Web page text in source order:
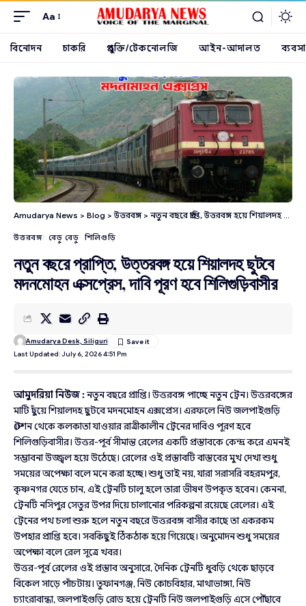
Aa
বিনোদন চাকরি প্রযুক্তি/টেকনোলজি আইন-আদালত ব্যবসা
Amudarya News > Blog >উত্তরবঙ্গ> নতুন বছরে প্রাপ্তি, উত্তরবঙ্গ হয়ে শিয়ালদহ ছুটবে মদনমোহন এক্সপ্রেস, দাবি পূরণ হবে শিলিগুড়িবাসীর
উত্তরবঙ্গ বেড়ু বেড়ু শিলিগুড়ি
নতুন বছরে প্রাপ্তি, উত্তরবঙ্গ হয়ে শিয়ালদহ ছুটবে
মদনমোহন এক্সপ্রেস, দাবি পূরণ হবে শিলিগুড়িবাসীর
Last Updated: July 6, 2026 4:51 Pm
Amudarya Desk, Siliguri
আমুদরিয়া নিউজ :নতুন বছরে প্রাপ্তি। উত্তরবঙ্গ পাচ্ছে নতুন ট্রেন। উত্তরবঙ্গের
মাটি ছুঁয়ে শিয়ালদহ ছুটবে মদনমোহন এক্সপ্রেস। এরফলে নিউ জলপাইগুড়ি
স্টেশন থেকে কলকাতা যাওয়ার রাত্রীকালীন ট্রেনের দাবিও পূরণ হবে
শিলিগুড়িবাসীর। উত্তর-পূর্ব সীমান্ত রেলের একটি প্রস্তাবকে কেন্দ্র করে এমনই
সম্ভাবনা উজ্জ্বল হয়ে উঠেছে। রেলের ওই প্রস্তাবটি বাস্তবের মুখ দেখা শুধু
সময়ের অপেক্ষা বলে মনে করা হচ্ছে। শুধু তাই নয়, যারা সরাসরি বহরমপুর,
কৃষ্ণনগর যেতে চান, এই ট্রেনটি চালু হলে তারা ভীষণ উপকৃত হবেন। কেননা,
ট্রেনটি নসিপুর সেতুর উপর দিয়ে চালানোর পরিকল্পনা রয়েছে রেলের। এই
ট্রেনের পথ চলা শুরু হলে নতুন বছরে উত্তরবঙ্গ বাসীর কাছে তা একরকম
উপহার প্রাপ্তি হবে। সবকিছুই ঠিকঠাক হয়ে গিয়েছে। অনুমোদন শুধু সময়ের
অপেক্ষা বলে রেল সূত্রে খবর।
উত্তর-পূর্ব রেলের ওই প্রস্তাব অনুসারে, দৈনিক ট্রেনটি ধুবড়ি থেকে ছাড়বে
বিকেল সাড়ে পাঁচটায়। তুফানগঞ্জ, নিউ কোচবিহার, মাথাভাঙ্গা, নিউ
চ্যাংরাবান্ধা, জলপাইগুড়ি রোড হয়ে ট্রেনটি নিউ জলপাইগুড়ি এসে পৌঁছাবে